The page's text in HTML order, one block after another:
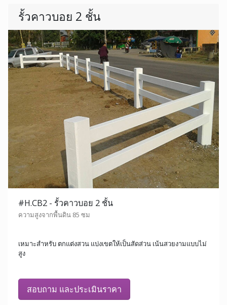
รั้วคาวบอย 2 ชั้น
#H.CB2 - รั้วคาวบอย 2 ชั้น
ความสูงจากพื้นดิน 85 ซม
เหมาะสำหรับ ตกแต่งสวน แบ่งเขตให้เป็นสัดส่วน เน้นสวยงามแบบไม่
สูง
สอบถาม และประเมินราคา